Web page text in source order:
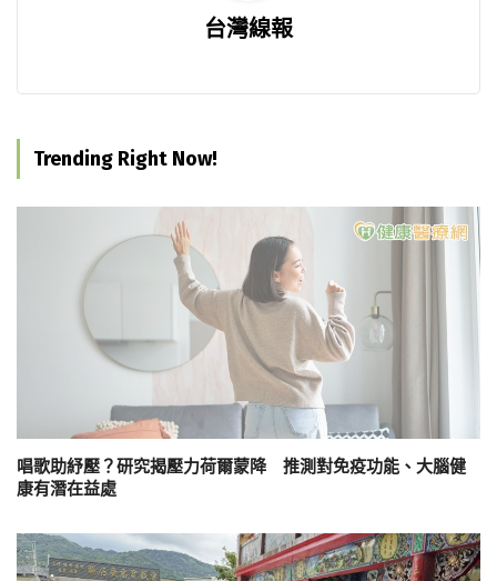
台灣線報
Trending Right Now!
唱歌助紓壓？研究揭壓力荷爾蒙降 推測對免疫功能、大腦健
康有潛在益處